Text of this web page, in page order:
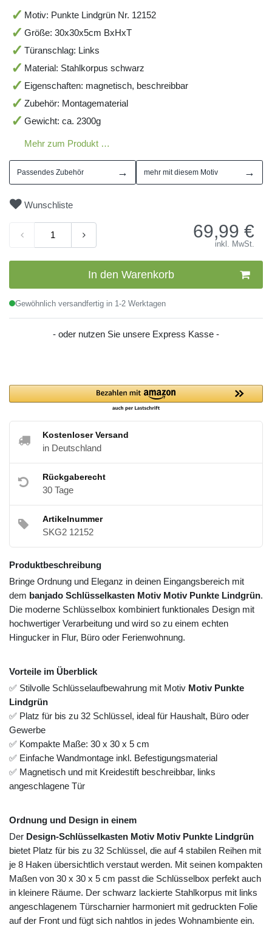
Motiv: Punkte Lindgrün Nr. 12152
Größe: 30x30x5cm BxHxT
Türanschlag: Links
Material: Stahlkorpus schwarz
Eigenschaften: magnetisch, beschreibbar
Zubehör: Montagematerial
Gewicht: ca. 2300g
Mehr zum Produkt …
Passendes Zubehör → mehr mit diesem Motiv →
Wunschliste
69,99 €
inkl. MwSt.
In den Warenkorb
Gewöhnlich versandfertig in 1-2 Werktagen
- oder nutzen Sie unsere Express Kasse -
Kostenloser Versand
in Deutschland
Rückgaberecht
30 Tage
Artikelnummer
SKG2 12152
Produktbeschreibung
Bringe Ordnung und Eleganz in deinen Eingangsbereich mit
dem banjado Schlüsselkasten Motiv Motiv Punkte Lindgrün.
Die moderne Schlüsselbox kombiniert funktionales Design mit
hochwertiger Verarbeitung und wird so zu einem echten
Hingucker in Flur, Büro oder Ferienwohnung.
Vorteile im Überblick
✅ Stilvolle Schlüsselaufbewahrung mit Motiv Motiv Punkte
Lindgrün
✅ Platz für bis zu 32 Schlüssel, ideal für Haushalt, Büro oder
Gewerbe
✅ Kompakte Maße: 30 x 30 x 5 cm
✅ Einfache Wandmontage inkl. Befestigungsmaterial
✅ Magnetisch und mit Kreidestift beschreibbar, links
angeschlagene Tür
Ordnung und Design in einem
Der Design-Schlüsselkasten Motiv Motiv Punkte Lindgrün
bietet Platz für bis zu 32 Schlüssel, die auf 4 stabilen Reihen mit
je 8 Haken übersichtlich verstaut werden. Mit seinen kompakten
Maßen von 30 x 30 x 5 cm passt die Schlüsselbox perfekt auch
in kleinere Räume. Der schwarz lackierte Stahlkorpus mit links
angeschlagenem Türscharnier harmoniert mit gedruckten Folie
auf der Front und fügt sich nahtlos in jedes Wohnambiente ein.